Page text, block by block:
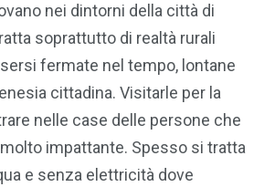
nei dintorni della città di
soprattutto di realtà rurali
fermate nel tempo, lontane
cittadina. Visitarle per la
nelle case delle persone che
impattante. Spesso si tratta
e senza elettricità dove